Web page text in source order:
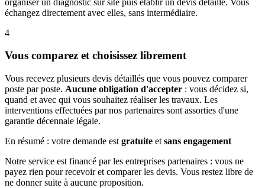
échangez directement avec elles, sans intermédiaire.
4
Vous comparez et choisissez librement
Vous recevez plusieurs devis détaillés que vous pouvez comparer
poste par poste. Aucune obligation d'accepter : vous décidez si,
quand et avec qui vous souhaitez réaliser les travaux. Les
interventions effectuées par nos partenaires sont assorties d'une
garantie décennale légale.
En résumé : votre demande est gratuite et sans engagement
Notre service est financé par les entreprises partenaires : vous ne
payez rien pour recevoir et comparer les devis. Vous restez libre de
ne donner suite à aucune proposition.